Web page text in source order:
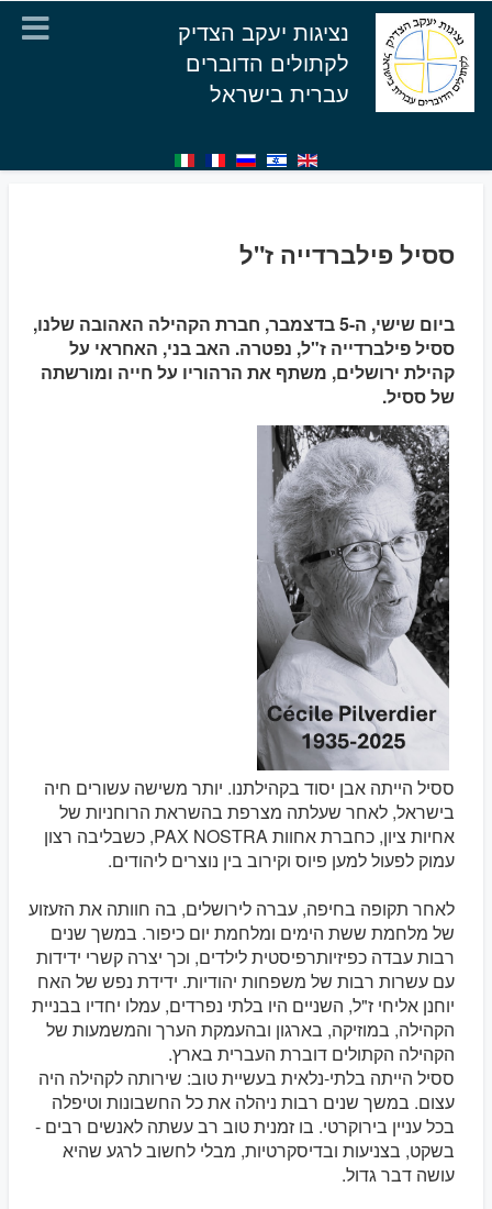
נציגות יעקב הצדיק
לקתולים הדוברים
עברית בישראל
ססיל פילברדייה ז"ל
ביום שישי, ה-5 בדצמבר, חברת הקהילה האהובה שלנו,
ססיל פילברדייה ז"ל, נפטרה. האב בני, האחראי על
קהילת ירושלים, משתף את הרהוריו על חייה ומורשתה
של ססיל.
ססיל הייתה אבן יסוד בקהילתנו. יותר משישה עשורים חיה
בישראל, לאחר שעלתה מצרפת בהשראת הרוחניות של
אחיות ציון, כחברת אחוות PAX NOSTRA, כשבליבה רצון
עמוק לפעול למען פיוס וקירוב בין נוצרים ליהודים.
לאחר תקופה בחיפה, עברה לירושלים, בה חוותה את הזעזוע
של מלחמת ששת הימים ומלחמת יום כיפור. במשך שנים
רבות עבדה כפיזיותרפיסטית לילדים, וכך יצרה קשרי ידידות
עם עשרות רבות של משפחות יהודיות. ידידת נפש של האח
יוחנן אליחי ז"ל, השניים היו בלתי נפרדים, עמלו יחדיו בבניית
הקהילה, במוזיקה, בארגון ובהעמקת הערך והמשמעות של
הקהילה הקתולים דוברת העברית בארץ.
ססיל הייתה בלתי-נלאית בעשיית טוב: שירותה לקהילה היה
עצום. במשך שנים רבות ניהלה את כל החשבונות וטיפלה
בכל עניין בירוקרטי. בו זמנית טוב רב עשתה לאנשים רבים -
בשקט, בצניעות ובדיסקרטיות, מבלי לחשוב לרגע שהיא
עושה דבר גדול.